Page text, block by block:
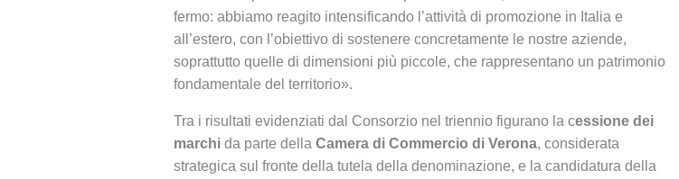
fermo: abbiamo reagito intensificando l’attività di promozione in Italia e
all’estero, con l’obiettivo di sostenere concretamente le nostre aziende,
soprattutto quelle di dimensioni più piccole, che rappresentano un patrimonio
fondamentale del territorio».
Tra i risultati evidenziati dal Consorzio nel triennio figurano la cessione dei
marchi da parte della Camera di Commercio di Verona, considerata
strategica sul fronte della tutela della denominazione, e la candidatura della